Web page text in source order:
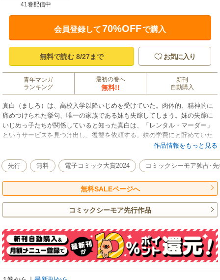
41巻配信中
会員登録して70%OFFで購入
無料で読む 8/27まで お気に入り
青年マンガ
ランキング
最初の巻へ
無料!!
新刊
自動購入
真白（ましろ）は、高校入学以降いじめを受けていた。肉体的、精神的に
痛めつけられた挙句、唯一の家族である妹も失踪してしまう。妹の失踪に
いじめっ子たちが関係していると知った真白は、「レンタル・マーダー」
というサービスを見つけ出し、復讐を依頼する。妹の学費にと貯めていた
バイト代を全額振り込んだ真白だったが、連絡がなく詐欺にあったと思
は自らを「復讐代行者」と名乗り――？
作品情報をもっと見る
先行 無料 電子コミック大賞2024 コミックシーモア独占･
無料SALEページへ
コミックシーモア先行作品